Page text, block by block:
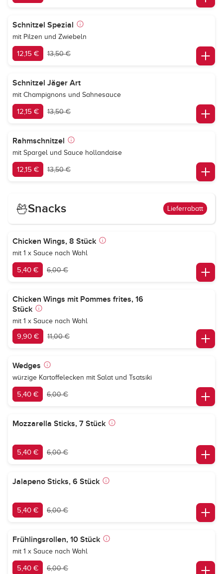
Schnitzel Spezial
mit Pilzen und Zwiebeln
12,15 € 13,50 €
Schnitzel Jäger Art
mit Champignons und Sahnesauce
12,15 € 13,50 €
Rahmschnitzel
mit Spargel und Sauce hollandaise
12,15 € 13,50 €
Snacks Lieferrabatt
Chicken Wings, 8 Stück
mit 1 x Sauce nach Wahl
5,40 € 6,00 €
Chicken Wings mit Pommes frites, 16
Stück
mit 1 x Sauce nach Wahl
9,90 € 11,00 €
Wedges
würzige Kartoffelecken mit Salat und Tsatsiki
5,40 € 6,00 €
Mozzarella Sticks, 7 Stück
5,40 € 6,00 €
Jalapeno Sticks, 6 Stück
5,40 € 6,00 €
Frühlingsrollen, 10 Stück
mit 1 x Sauce nach Wahl
5,40 € 6,00 €